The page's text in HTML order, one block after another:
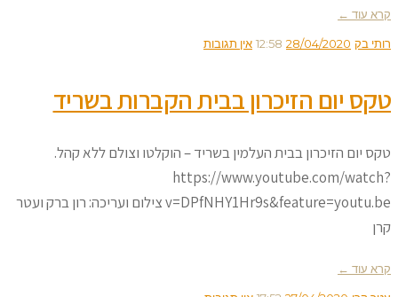
קרא עוד ←
רותי בק 28/04/2020
12:58 אין תגובות
טקס יום הזיכרון בבית הקברות בשריד
טקס יום הזיכרון בבית העלמין בשריד – הוקלטו וצולם ללא קהל.
https://www.youtube.com/watch?
v=DPfNHY1Hr9s&feature=youtu.be צילום ועריכה: רון ברק ועטר
קרן
קרא עוד ←